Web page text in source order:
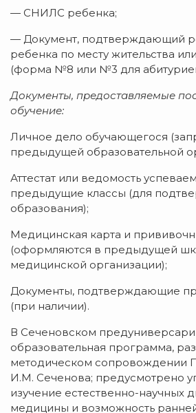
— СНИЛС ребенка;
— Документ, подтверждающий
ребенка по месту жительства
(форма №8 или №3 для
Документы, предоставляемые
обучение:
Личное дело обучающегося
предыдущей образовательной
Аттестат или ведомость
предыдущие классы (для
образования);
Медицинская карта и
(оформляются в предыдущей
медицинской организации);
Документы, подтверждающие
(при наличии).
В Сеченовском
образовательная программа,
методическом сопровождении
И.М. Сеченова; предусмотрено
изучение естественно-научных
медицины и возможность